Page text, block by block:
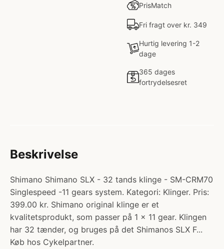
PrisMatch
Fri fragt over kr. 349
Hurtig levering 1-2
dage
365 dages
fortrydelsesret
Beskrivelse
Shimano Shimano SLX - 32 tands klinge - SM-CRM70
Singlespeed -11 gears system. Kategori: Klinger. Pris:
399.00 kr. Shimano original klinge er et
kvalitetsprodukt, som passer på 1 x 11 gear. Klingen
har 32 tænder, og bruges på det Shimanos SLX F...
Køb hos Cykelpartner.